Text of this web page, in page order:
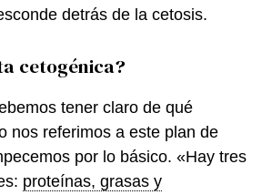
detrás de la cetosis.
cetogénica?
tener claro de qué
nos referimos a este plan de
por lo básico. «Hay tres
proteínas, grasas y